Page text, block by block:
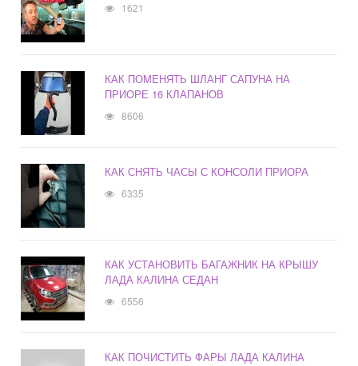
1621
КАК ПОМЕНЯТЬ ШЛАНГ САПУНА НА
ПРИОРЕ 16 КЛАПАНОВ
8606
КАК СНЯТЬ ЧАСЫ С КОНСОЛИ ПРИОРА
6335
КАК УСТАНОВИТЬ БАГАЖНИК НА КРЫШУ
ЛАДА КАЛИНА СЕДАН
6556
КАК ПОЧИСТИТЬ ФАРЫ ЛАДА КАЛИНА